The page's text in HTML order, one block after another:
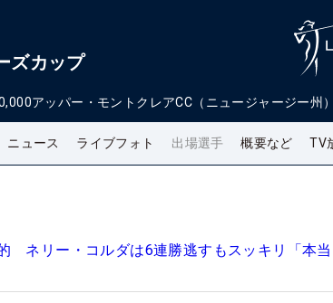
ズカップ
アッパー・モントクレアCC（ニュージャージー州）
ニュース ライブフォト 出場選手 概要など TV
ネリー・コルダは6連勝逃すもスッキリ「本